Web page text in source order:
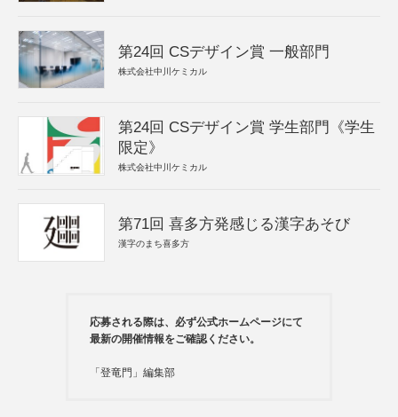
第24回 CSデザイン賞 一般部門
株式会社中川ケミカル
第24回 CSデザイン賞 学生部門《学生
限定》
株式会社中川ケミカル
第71回 喜多方発感じる漢字あそび
漢字のまち喜多方
応募される際は、必ず公式ホームページにて
最新の開催情報をご確認ください。
「登竜門」編集部